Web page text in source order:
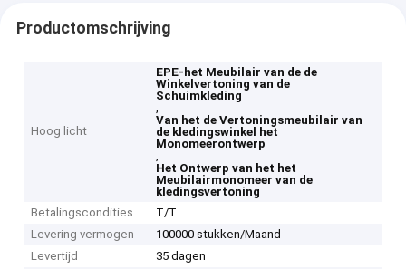
Productomschrijving
Hoog licht
EPE-het Meubilair van de de
Winkelvertoning van de
Schuimkleding
,
Van het de Vertoningsmeubilair van
de kledingswinkel het
Monomeerontwerp
,
Het Ontwerp van het het
Meubilairmonomeer van de
kledingsvertoning
Betalingscondities
T/T
Levering vermogen
100000 stukken/Maand
Levertijd
35 dagen